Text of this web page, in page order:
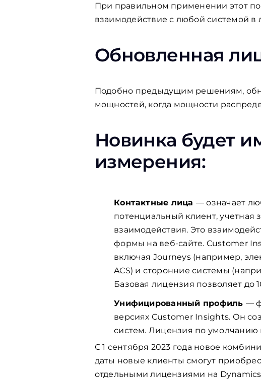
При правильном применении этот
взаимодействие с любой системой в
Обновленная
Подобно предыдущим решениям,
мощностей, когда мощности
Новинка будет
измерения:
Контактные лица — означает
потенциальный клиент,
взаимодействия. Это
формы на веб-сайте. Customer
включая Journeys (например,
ACS) и сторонние системы
Базовая лицензия позволяет до
Унифицированный профиль —
версиях Customer Insights. Он
систем. Лицензия по умолчанию
С 1 сентября 2023 года новое
даты новые клиенты смогут
отдельными лицензиями на